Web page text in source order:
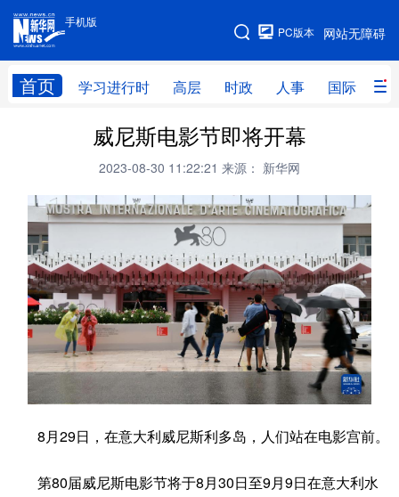
手机版
网站无障碍
PC版本
首页 学习进行时 高层 时政 人事 国际 财
手机版
网站地图
高层 时政
财经 网评
台湾 思客智库 全球连线 教育
科技 体育
文化 书画 健康 军事
访谈 视频 图片 政务
法律 中央文件 金融 汽车
人居 信息化 数字经济
学术中国 乡村振兴 银龄 溯源中国
威尼斯电影节即将开幕
2023-08-30 11:22:21 来源： 新华网
8月29日，在意大利威尼斯利多岛，人们站在电影宫前。
第80届威尼斯电影节将于8月30日至9月9日在意大利水